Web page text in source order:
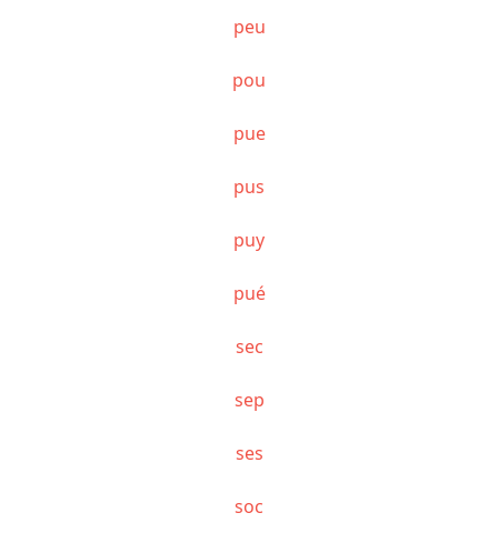
peu
pou
pue
pus
puy
pué
sec
sep
ses
soc